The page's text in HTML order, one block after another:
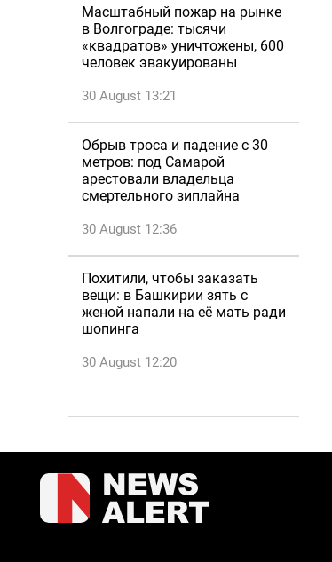
Масштабный пожар на рынке
в Волгограде: тысячи
«квадратов» уничтожены, 600
человек эвакуированы
30 August 13:21
Обрыв троса и падение с 30
метров: под Самарой
арестовали владельца
смертельного зиплайна
30 August 12:36
Похитили, чтобы заказать
вещи: в Башкирии зять с
женой напали на её мать ради
шопинга
30 August 12:20